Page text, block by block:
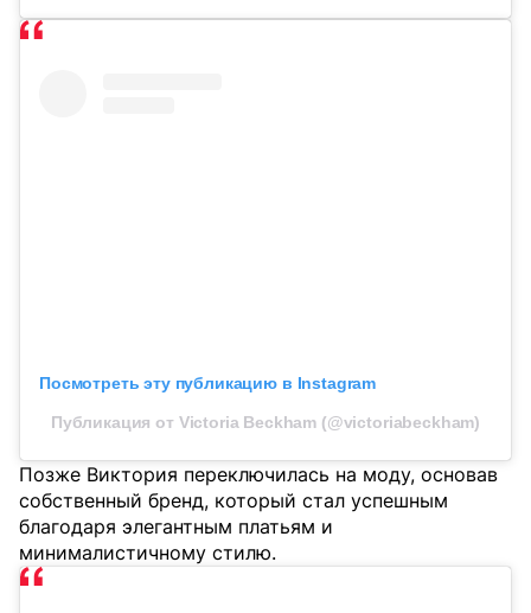
Посмотреть эту публикацию в Instagram
Публикация от Victoria Beckham (@victoriabeckham)
Позже Виктория переключилась на моду, основав
собственный бренд, который стал успешным
благодаря элегантным платьям и
минималистичному стилю.